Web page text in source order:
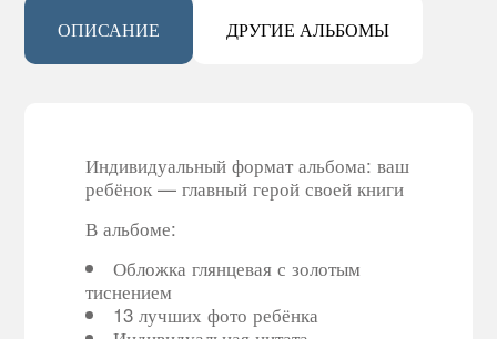
ОПИСАНИЕ ДРУГИЕ АЛЬБОМЫ
Индивидуальный формат альбома: ваш
ребёнок — главный герой своей книги
В альбоме:
Обложка глянцевая с золотым
тиснением
13 лучших фото ребёнка